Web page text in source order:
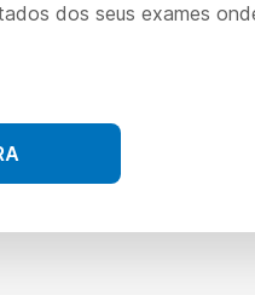
dos seus exames